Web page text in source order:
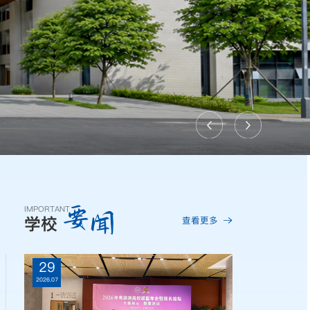
IMPORTANT
学校 要闻 查看更多
29
2026.07